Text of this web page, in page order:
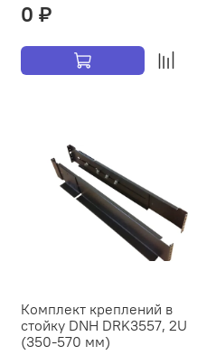
0 ₽
Комплект креплений в
стойку DNH DRK3557, 2U
(350-570 мм)